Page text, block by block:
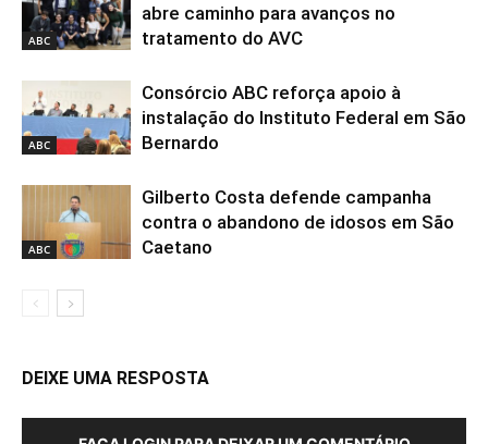
ABC
abre caminho para avanços no
tratamento do AVC
ABC
Consórcio ABC reforça apoio à
instalação do Instituto Federal em São
Bernardo
ABC
Gilberto Costa defende campanha
contra o abandono de idosos em São
Caetano
DEIXE UMA RESPOSTA